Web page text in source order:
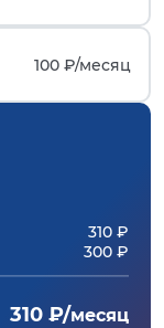
100 ₽/месяц
310 ₽
300 ₽
310 ₽/месяц